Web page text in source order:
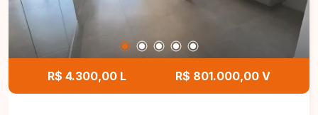
canalizado. Entre em contato com a equipe da
Delta Imóveis e agende sua visita para conhecer
essa oportunidade.
R$ 4.300,00 L R$ 801.000,00 V